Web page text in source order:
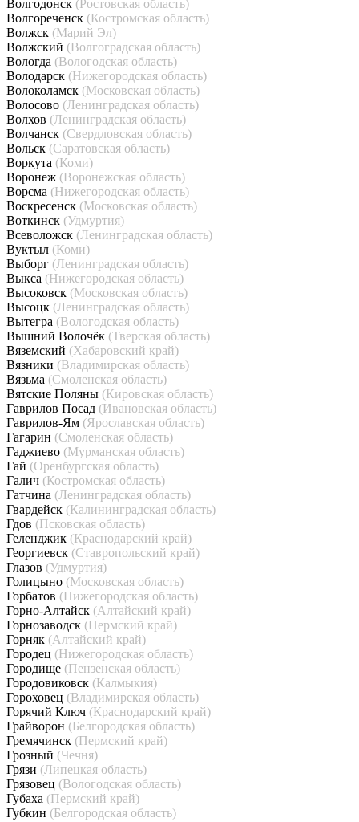
Волгодонск (Ростовская область)
Волгореченск (Костромская область)
Волжск (Марий Эл)
Волжский (Волгоградская область)
Вологда (Вологодская область)
Володарск (Нижегородская область)
Волоколамск (Московская область)
Волосово (Ленинградская область)
Волхов (Ленинградская область)
Волчанск (Свердловская область)
Вольск (Саратовская область)
Воркута (Коми)
Воронеж (Воронежская область)
Ворсма (Нижегородская область)
Воскресенск (Московская область)
Воткинск (Удмуртия)
Всеволожск (Ленинградская область)
Вуктыл (Коми)
Выборг (Ленинградская область)
Выкса (Нижегородская область)
Высоковск (Московская область)
Высоцк (Ленинградская область)
Вытегра (Вологодская область)
Вышний Волочёк (Тверская область)
Вяземский (Хабаровский край)
Вязники (Владимирская область)
Вязьма (Смоленская область)
Вятские Поляны (Кировская область)
Гаврилов Посад (Ивановская область)
Гаврилов-Ям (Ярославская область)
Гагарин (Смоленская область)
Гаджиево (Мурманская область)
Гай (Оренбургская область)
Галич (Костромская область)
Гатчина (Ленинградская область)
Гвардейск (Калининградская область)
Гдов (Псковская область)
Геленджик (Краснодарский край)
Георгиевск (Ставропольский край)
Глазов (Удмуртия)
Голицыно (Московская область)
Горбатов (Нижегородская область)
Горно-Алтайск (Алтайский край)
Горнозаводск (Пермский край)
Горняк (Алтайский край)
Городец (Нижегородская область)
Городище (Пензенская область)
Городовиковск (Калмыкия)
Гороховец (Владимирская область)
Горячий Ключ (Краснодарский край)
Грайворон (Белгородская область)
Гремячинск (Пермский край)
Грозный (Чечня)
Грязи (Липецкая область)
Грязовец (Вологодская область)
Губаха (Пермский край)
Губкин (Белгородская область)